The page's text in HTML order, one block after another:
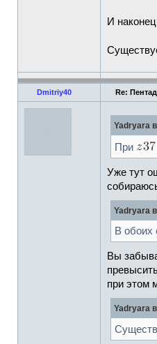
И
Dmitriy40 Re:
Yadryara в
При
Уже тут
Yadryara в
В обоих
Вы
при этом
Yadryara в